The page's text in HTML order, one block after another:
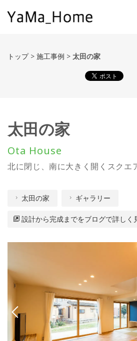
トップ > 施工事例 > 太田の家
太田の家
Ota House
北に閉じ、南に大きく開くスクエ
太田の家 ギャラリー
設計から完成までをブログで詳しく